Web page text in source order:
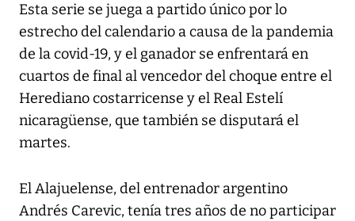
Esta serie se juega a partido único por lo
estrecho del calendario a causa de la pandemia
de la covid-19, y el ganador se enfrentará en
cuartos de final al vencedor del choque entre el
Herediano costarricense y el Real Estelí
nicaragüense, que también se disputará el
martes.
El Alajuelense, del entrenador argentino
Andrés Carevic, tenía tres años de no participar